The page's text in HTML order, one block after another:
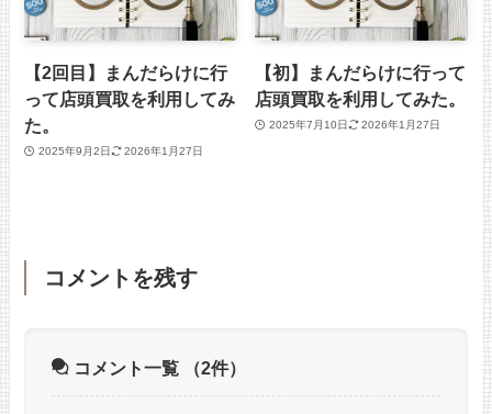
【2回目】まんだらけに行
って店頭買取を利用してみ
た。
2025年9月2日 2026年1月27日
【初】まんだらけに行って
店頭買取を利用してみた。
2025年7月10日 2026年1月27日
コメントを残す
コメント一覧 （2件）